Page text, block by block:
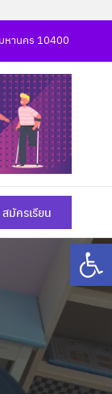
หานคร 10400
สมัครเรียน